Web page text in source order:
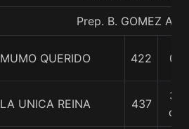
Prep. B. GOMEZ A.
MUMO QUERIDO 422 0/0
LA UNICA REINA 437
3/4
cpo